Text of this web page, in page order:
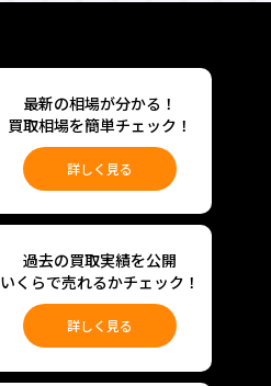
最新の相場が分かる！
買取相場を簡単チェック！
詳しく見る
過去の買取実績を公開
いくらで売れるかチェック！
詳しく見る